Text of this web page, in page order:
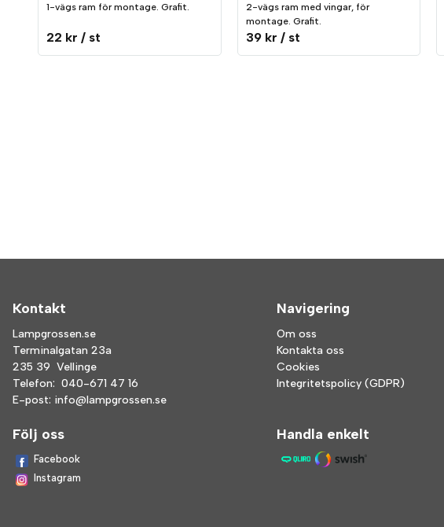
1-vägs ram för montage. Grafit.
22 kr / st
2-vägs ram med vingar, för
montage. Grafit.
39 kr / st
Kontakt
Lampgrossen.se
Terminalgatan 23a
235 39 Vellinge
Telefon: 040-671 47 16
E-post: info@lampgrossen.se
Navigering
Om oss
Kontakta oss
Cookies
Integritetspolicy (GDPR)
Följ oss
Facebook
Instagram
Handla enkelt